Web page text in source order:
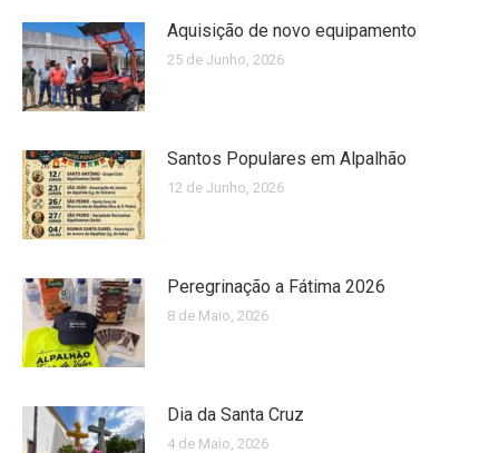
Aquisição de novo equipamento
25 de Junho, 2026
Santos Populares em Alpalhão
12 de Junho, 2026
Peregrinação a Fátima 2026
8 de Maio, 2026
Dia da Santa Cruz
4 de Maio, 2026